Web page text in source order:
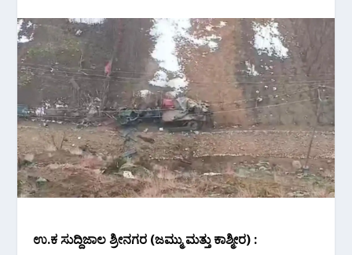
ಉ.ಕ ಸುದ್ದಿಜಾಲ ಶ್ರೀನಗರ (ಜಮ್ಮು ಮತ್ತು ಕಾಶ್ಮೀರ) :